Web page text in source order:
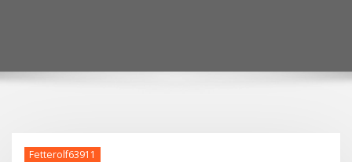
Fetterolf63911